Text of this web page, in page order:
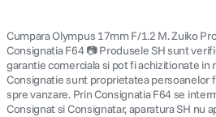
Cumpara Olympus 17mm F/1.2 M. Zuiko
Consignatia F64 📷 Produsele SH sunt
garantie comerciala si pot fi achizitionate in
Consignatie sunt proprietatea persoanelor
spre vanzare. Prin Consignatia F64 se
Consignat si Consignatar, aparatura SH nu